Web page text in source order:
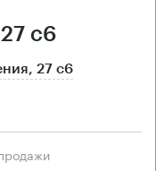
с6
27 с6